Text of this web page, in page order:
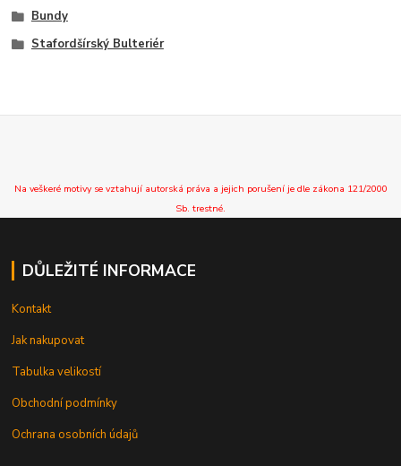
Bundy
Stafordšírský Bulteriér
Na veškeré motivy se vztahují autorská práva a jejich porušení je dle zákona 121/2000
Sb. trestné.
DŮLEŽITÉ INFORMACE
Kontakt
Jak nakupovat
Tabulka velikostí
Obchodní podmínky
Ochrana osobních údajů